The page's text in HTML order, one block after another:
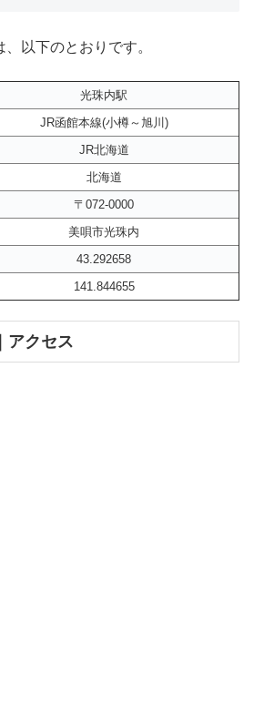
以下のとおりです。
光珠内駅
JR函館本線(小樽～旭川)
JR北海道
北海道
〒072-0000
美唄市光珠内
43.292658
141.844655
アクセス